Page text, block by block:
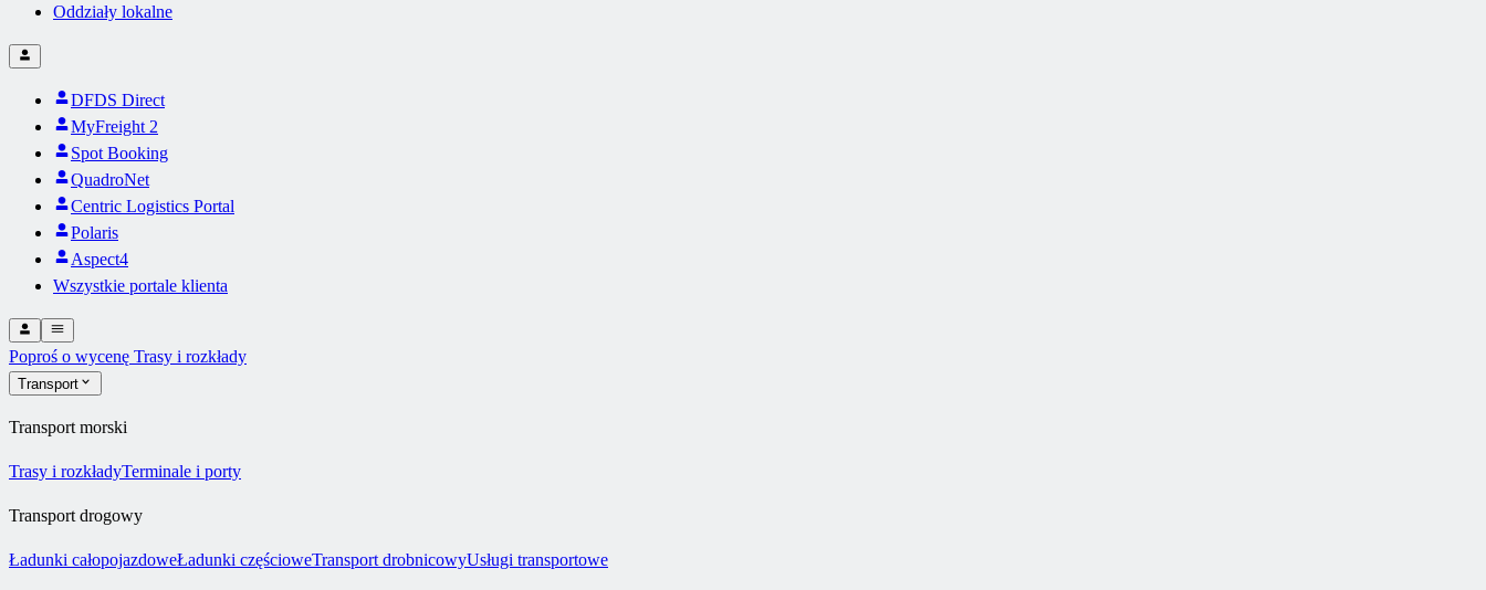
Oddziały lokalne
DFDS Direct
MyFreight 2
Spot Booking
QuadroNet
Centric Logistics Portal
Polaris
Aspect4
Wszystkie portale klienta
Poproś o wycenę Trasy i rozkłady
Transport
Transport morski
Trasy i rozkładyTerminale i porty
Transport drogowy
Ładunki całopojazdoweŁadunki częścioweTransport drobnicowyUsługi transportowe